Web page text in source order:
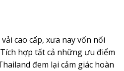
cao cấp, xưa nay vốn nổi
hợp tất cả những ưu điểm
đem lại cảm giác hoàn